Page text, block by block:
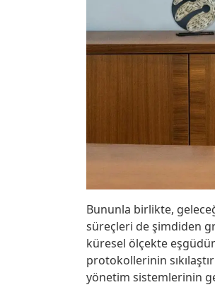
Bununla birlikte,
süreçleri de şimdiden
küresel ölçekte
protokollerinin
yönetim sistemlerinin